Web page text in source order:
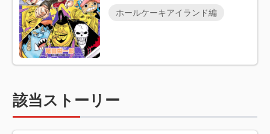
ホールケーキアイランド編
該当ストーリー